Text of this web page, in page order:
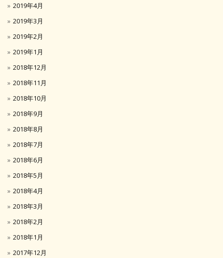
2019年4月
2019年3月
2019年2月
2019年1月
2018年12月
2018年11月
2018年10月
2018年9月
2018年8月
2018年7月
2018年6月
2018年5月
2018年4月
2018年3月
2018年2月
2018年1月
2017年12月